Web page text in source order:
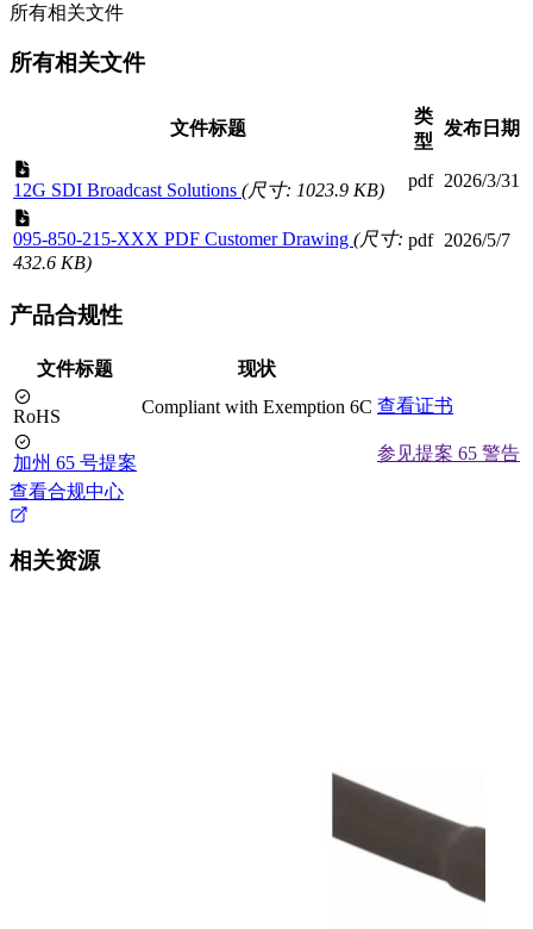
所有相关文件
所有相关文件
文件标题
类
型
发布日期
12G SDI Broadcast Solutions (尺寸: 1023.9 KB) pdf 2026/3/31
095-850-215-XXX PDF Customer Drawing (尺寸:
432.6 KB)
pdf 2026/5/7
产品合规性
文件标题 现状
RoHS Compliant with Exemption 6C 查看证书
加州 65 号提案
参见提案 65 警告
查看合规中心
相关资源